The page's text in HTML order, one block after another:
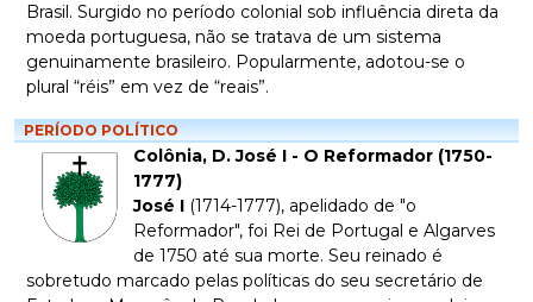
Brasil. Surgido no período colonial sob influência direta da
moeda portuguesa, não se tratava de um sistema
genuinamente brasileiro. Popularmente, adotou-se o
plural “réis” em vez de “reais”.
PERÍODO POLÍTICO
Colônia, D. José I - O Reformador (1750-
1777)
José I (1714-1777), apelidado de "o
Reformador", foi Rei de Portugal e Algarves
de 1750 até sua morte. Seu reinado é
sobretudo marcado pelas políticas do seu secretário de